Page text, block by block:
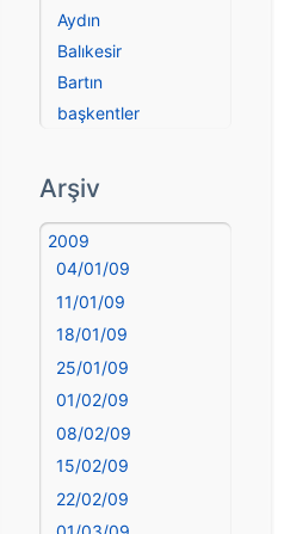
Aydın
Balıkesir
Bartın
başkentler
Bayburt
Bilecik
Bingöl
Bitlis
Bolu
Burdur
Bursa
Çanakkale
Çankırı
Çorum
Arşiv
2009
04/01/09
11/01/09
18/01/09
25/01/09
01/02/09
08/02/09
15/02/09
22/02/09